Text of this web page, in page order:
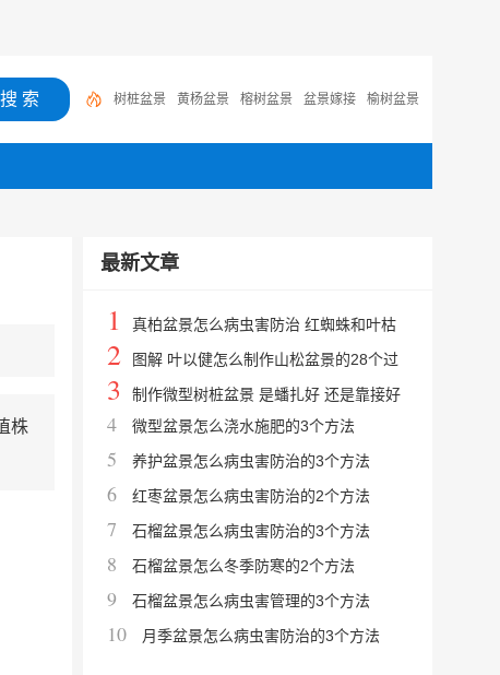
树桩盆景 黄杨盆景 榕树盆景 盆景嫁接 榆树盆景
石榴盆景 罗汉松盆景 银杏盆景 树木盆景 微型盆
景
株
最新文章
1
真柏盆景怎么病虫害防治 红蜘蛛和叶枯
病
2
图解 叶以健怎么制作山松盆景的28个过
程
3 制作微型树桩盆景 是蟠扎好 还是靠接好
4 微型盆景怎么浇水施肥的3个方法
5 养护盆景怎么病虫害防治的3个方法
6 红枣盆景怎么病虫害防治的2个方法
7 石榴盆景怎么病虫害防治的3个方法
8 石榴盆景怎么冬季防寒的2个方法
9 石榴盆景怎么病虫害管理的3个方法
10 月季盆景怎么病虫害防治的3个方法